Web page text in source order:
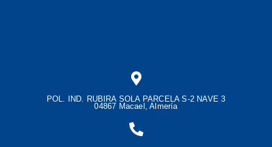
POL. IND. RUBIRA SOLA PARCELA S-2 NAVE 3
04867 Macael, Almería